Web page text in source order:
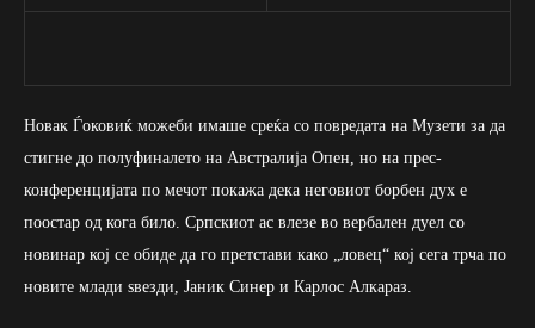
Новак Ѓоковиќ можеби имаше среќа со повредата на Музети за да
стигне до полуфиналето на Австралија Опен, но на прес-
конференцијата по мечот покажа дека неговиот борбен дух е
поостар од кога било. Српскиот ас влезе во вербален дуел со
новинар кој се обиде да го претстави како „ловец“ кој сега трча по
новите млади ѕвезди, Јаник Синер и Карлос Алкараз.